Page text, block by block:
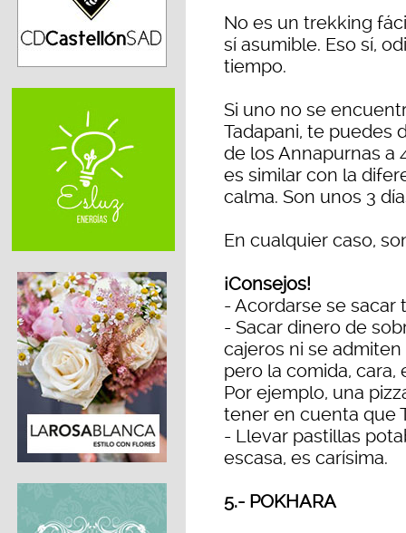
No es un trekking
sí asumible. Eso sí,
tiempo.
Si uno no se
Tadapani, te puedes
de los Annapurnas a
es similar con la
calma. Son unos 3
En cualquier caso,
¡Consejos!
- Acordarse se
- Sacar dinero de
cajeros ni se
pero la comida, cara,
Por ejemplo, una
tener en cuenta que
- Llevar pastillas
escasa, es carísima.
5.- POKHARA